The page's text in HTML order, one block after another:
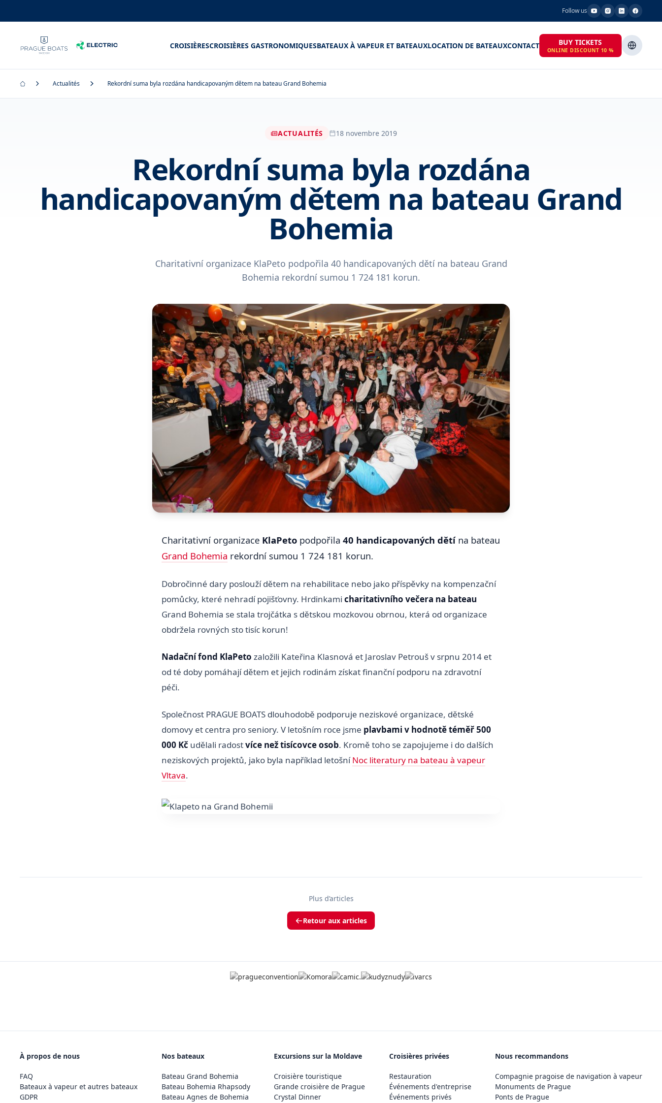
Follow us
CROISIÈRESCROISIÈRES GASTRONOMIQUESBATEAUX À VAPEUR ET BATEAUXLOCATION DE BATEAUXCONTACT BUY TICKETS
ONLINE DISCOUNT 10 %
Actualités Rekordní suma byla rozdána handicapovaným dětem na bateau Grand Bohemia
ACTUALITÉS 18 novembre 2019
Rekordní suma byla rozdána
handicapovaným dětem na bateau Grand
Bohemia
Charitativní organizace KlaPeto podpořila 40 handicapovaných dětí na bateau Grand
Bohemia rekordní sumou 1 724 181 korun.
Charitativní organizace KlaPeto podpořila 40 handicapovaných dětína bateau
Grand Bohemia rekordní sumou 1 724 181 korun.
Dobročinné dary poslouží dětem na rehabilitace nebo jako příspěvky na kompenzační
pomůcky, které nehradí pojišťovny. Hrdinkami charitativního večera na bateau
Grand Bohemia se stala trojčátka s dětskou mozkovou obrnou, která od organizace
obdržela rovných sto tisíc korun!
Nadační fond KlaPeto založili Kateřina Klasnová et Jaroslav Petrouš v srpnu 2014 et
od té doby pomáhají dětem et jejich rodinám získat finanční podporu na zdravotní
péči.
Společnost PRAGUE BOATS dlouhodobě podporuje neziskové organizace, dětské
domovy et centra pro seniory. V letošním roce jsme plavbami v hodnotě téměř 500
000 Kč udělali radostvíce než tisícovce osob. Kromě toho se zapojujeme i do dalších
neziskových projektů, jako byla například letošníNoc literatury na bateau à vapeur
Vltava.
Plus d’articles
Retour aux articles
À propos de nous
FAQ
Bateaux à vapeur et autres bateaux
GDPR
Nos bateaux
Bateau Grand Bohemia
Bateau Bohemia Rhapsody
Bateau Agnes de Bohemia
Excursions sur la Moldave
Croisière touristique
Grande croisière de Prague
Crystal Dinner
Croisières privées
Restauration
Événements d'entreprise
Événements privés
Nous recommandons
Compagnie pragoise de navigation à vapeur
Monuments de Prague
Ponts de Prague